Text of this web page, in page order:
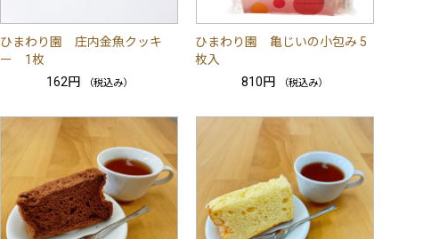
ひまわり園 庄内金魚クッキ
ー 1枚
162円
（税込み）
ひまわり園 亀じいの小包み 5
枚入
810円
（税込み）